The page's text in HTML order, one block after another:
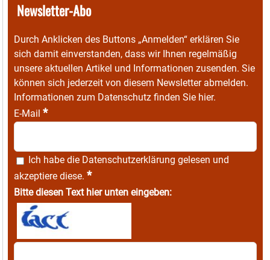
Newsletter-Abo
Durch Anklicken des Buttons „Anmelden“ erklären Sie
sich damit einverstanden, dass wir Ihnen regelmäßig
unsere aktuellen Artikel und Informationen zusenden. Sie
können sich jederzeit von diesem Newsletter abmelden.
Informationen zum Datenschutz finden Sie hier.
E-Mail *
Ich habe die Datenschutzerklärung gelesen und
akzeptiere diese. *
Bitte diesen Text hier unten eingeben: